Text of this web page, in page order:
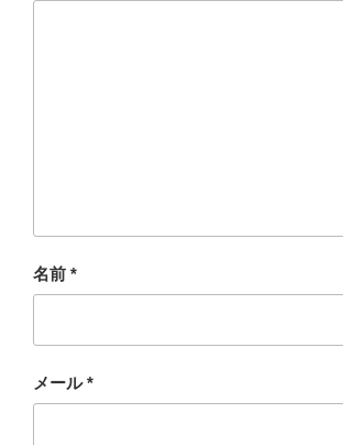
名前 *
メール*